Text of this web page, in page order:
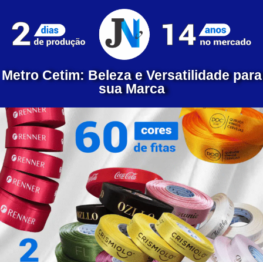
Metro Cetim: Beleza e Versatilidade para
sua Marca